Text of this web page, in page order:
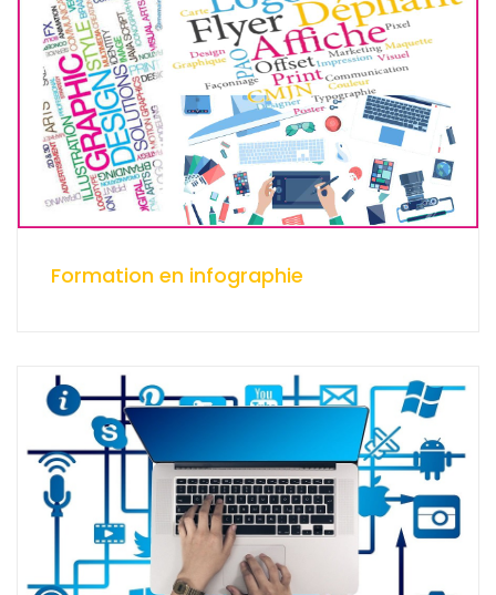
Formation en infographie